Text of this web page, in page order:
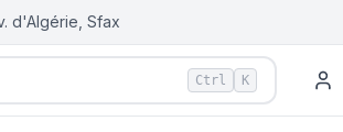
d'Algérie, Sfax
Ctrl K